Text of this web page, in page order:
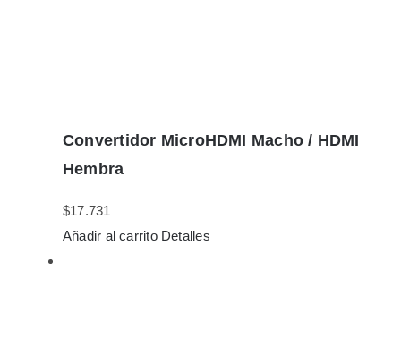
Convertidor MicroHDMI Macho / HDMI
Hembra
$17.731
Añadir al carrito Detalles